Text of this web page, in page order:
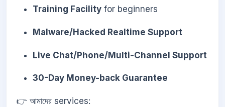
Training Facility for beginners
Malware/Hacked Realtime Support
Live Chat/Phone/Multi-Channel Support
30-Day Money-back Guarantee
👉 আমাদের services: